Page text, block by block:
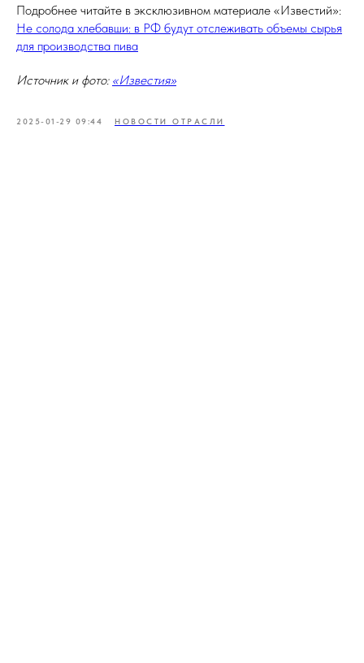
Подробнее читайте в эксклюзивном материале «Известий»:
Не солода хлебавши: в РФ будут отслеживать объемы сырья
для производства пива
Источник и фото: «Известия»
2025-01-29 09:44 НОВОСТИ ОТРАСЛИ